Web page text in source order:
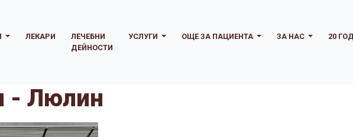
ЛЕКАРИ
ЛЕЧЕБНИ
ДЕЙНОСТИ
УСЛУГИ ОЩЕ ЗА ПАЦИЕНТА ЗА НАС 20
- Люлин